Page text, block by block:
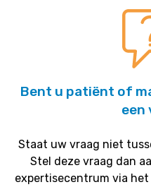
Bent u patiënt of
een
Staat uw vraag niet
Stel deze vraag dan
expertisecentrum via